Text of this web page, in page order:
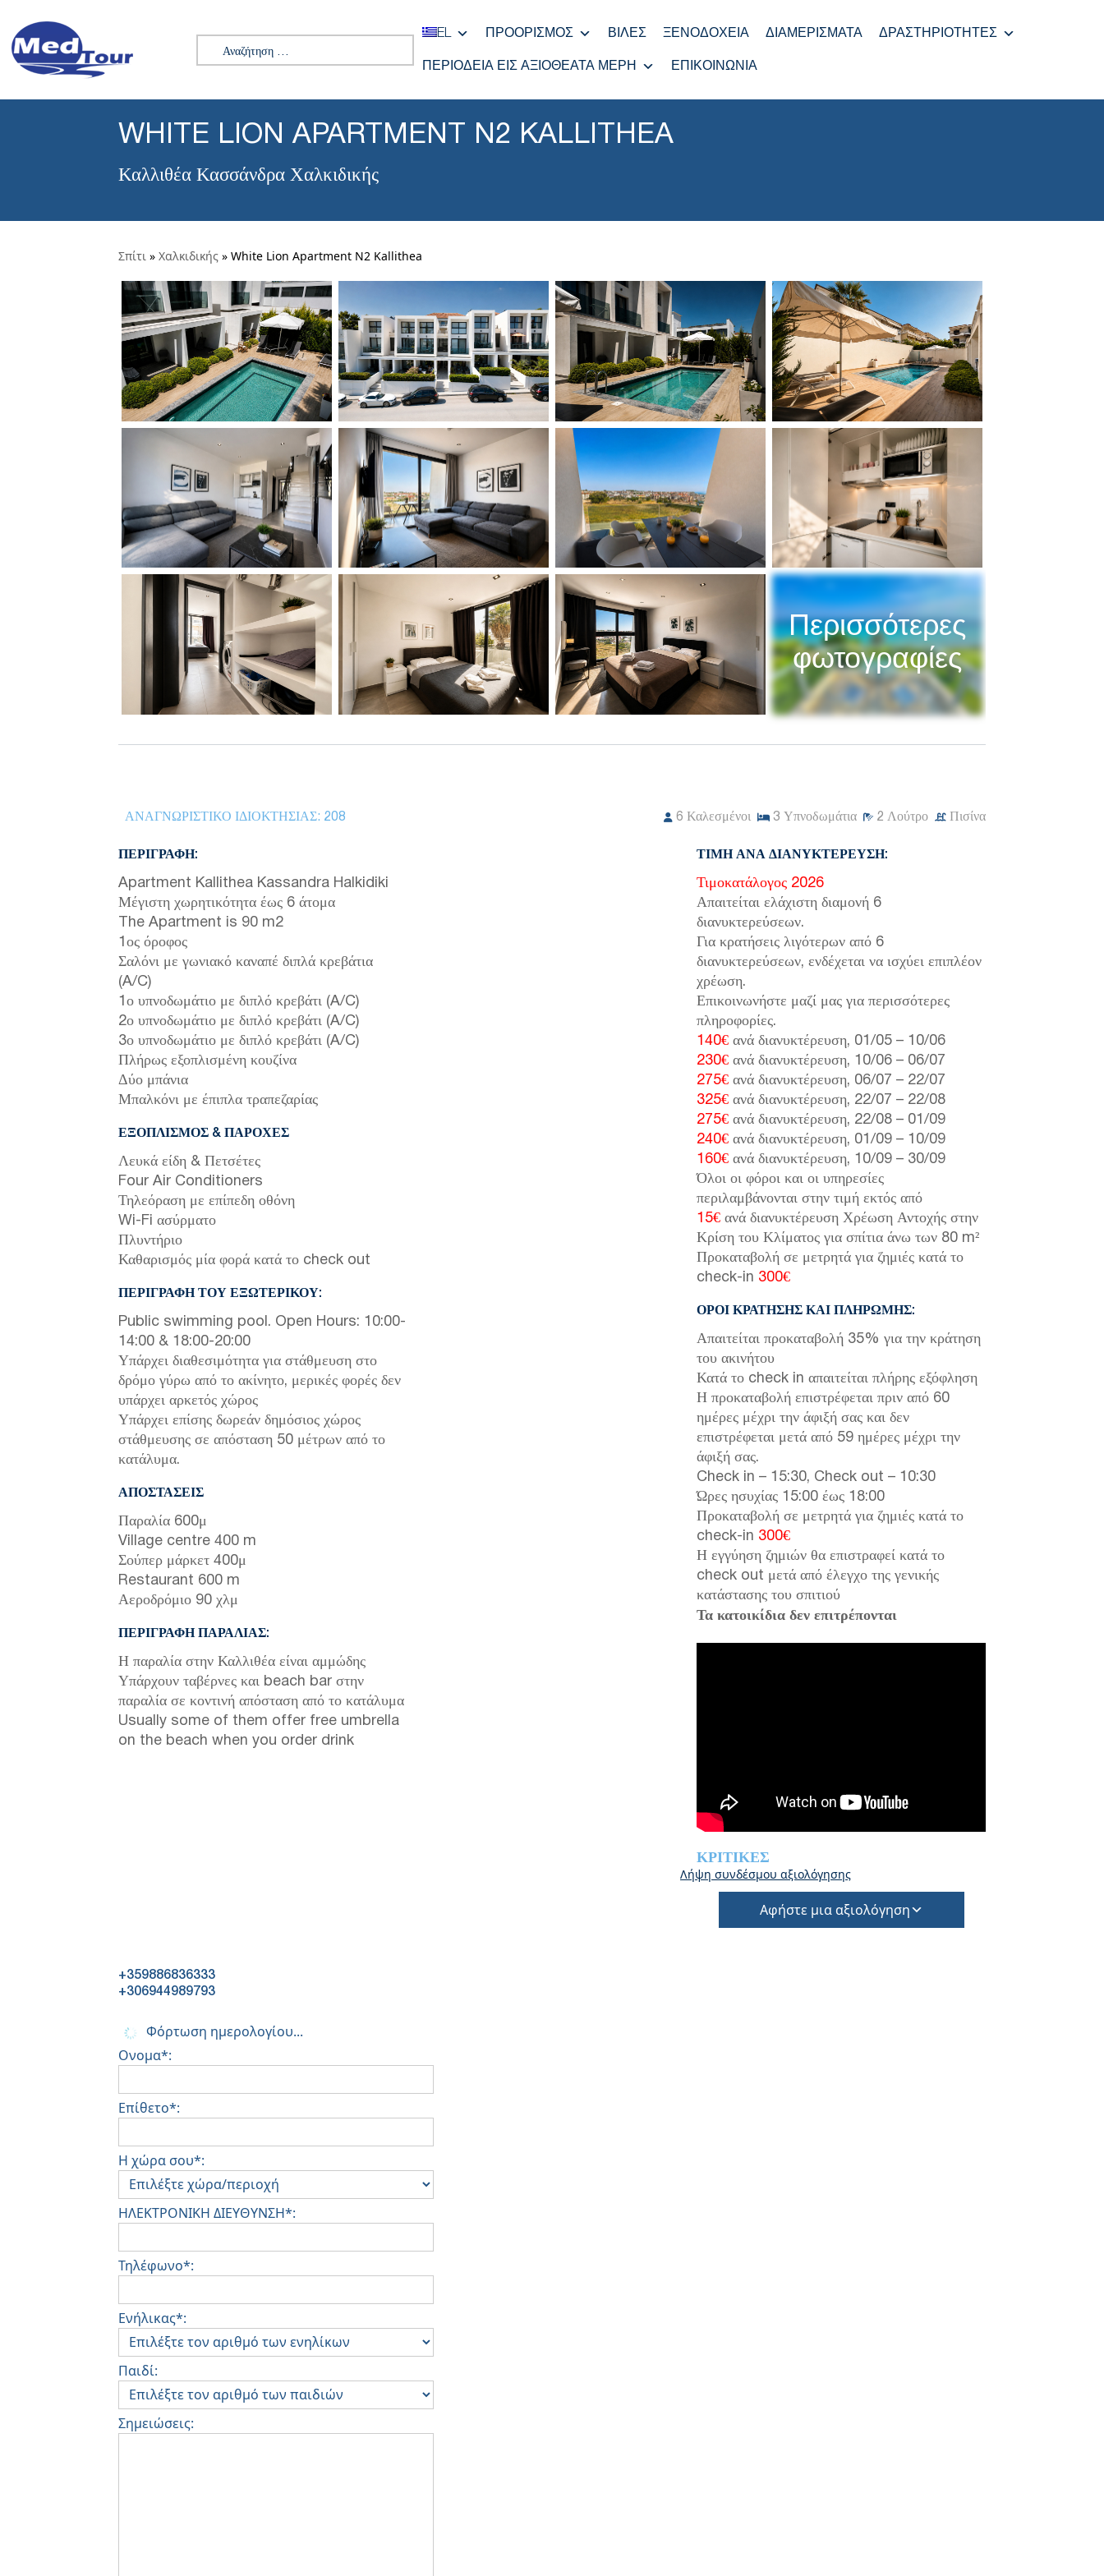
Αναζήτηση για:
EL ΠΡΟΟΡΙΣΜΌΣ ΒΊΛΕΣ ΞΕΝΟΔΟΧΕΊΑ ΔΙΑΜΕΡΊΣΜΑΤΑ ΔΡΑΣΤΗΡΙΌΤΗΤΕΣ
ΠΕΡΙΟΔΕΊΑ ΕΙΣ ΑΞΙΟΘΈΑΤΑ ΜΈΡΗ ΕΠΙΚΟΙΝΩΝΊΑ
WHITE LION APARTMENT N2 KALLITHEA
Καλλιθέα Κασσάνδρα Χαλκιδικής
Σπίτι » Χαλκιδικής » White Lion Apartment N2 Kallithea
Περισσότερες
φωτογραφίες
ΑΝΑΓΝΩΡΙΣΤΙΚΌ ΙΔΙΟΚΤΗΣΊΑΣ: 208 6 Καλεσμένοι 3 Υπνοδωμάτια 2 Λούτρο Πισίνα
ΠΕΡΙΓΡΑΦΉ:
Apartment Kallithea Kassandra Halkidiki
Μέγιστη χωρητικότητα έως 6 άτομα
The Apartment is 90 m2
1ος όροφος
Σαλόνι με γωνιακό καναπέ διπλά κρεβάτια
(A/C)
1ο υπνοδωμάτιο με διπλό κρεβάτι (A/C)
2ο υπνοδωμάτιο με διπλό κρεβάτι (A/C)
3ο υπνοδωμάτιο με διπλό κρεβάτι (A/C)
Πλήρως εξοπλισμένη κουζίνα
Δύο μπάνια
Μπαλκόνι με έπιπλα τραπεζαρίας
ΕΞΟΠΛΙΣΜΌΣ & ΠΑΡΟΧΈΣ
Λευκά είδη & Πετσέτες
Four Air Conditioners
Τηλεόραση με επίπεδη οθόνη
Wi-Fi ασύρματο
Πλυντήριο
Καθαρισμός μία φορά κατά το check out
ΠΕΡΙΓΡΑΦΉ ΤΟΥ ΕΞΩΤΕΡΙΚΟΎ:
Public swimming pool. Open Hours: 10:00-
14:00 & 18:00-20:00
Υπάρχει διαθεσιμότητα για στάθμευση στο
δρόμο γύρω από το ακίνητο, μερικές φορές δεν
υπάρχει αρκετός χώρος
Υπάρχει επίσης δωρεάν δημόσιος χώρος
στάθμευσης σε απόσταση 50 μέτρων από το
κατάλυμα.
ΑΠΟΣΤΆΣΕΙΣ
Παραλία 600μ
Village centre 400 m
Σούπερ μάρκετ 400μ
Restaurant 600 m
Αεροδρόμιο 90 χλμ
ΠΕΡΙΓΡΑΦΉ ΠΑΡΑΛΊΑΣ:
Η παραλία στην Καλλιθέα είναι αμμώδης
Υπάρχουν ταβέρνες και beach bar στην
παραλία σε κοντινή απόσταση από το κατάλυμα
Usually some of them offer free umbrella
on the beach when you order drink
ΤΙΜΉ ΑΝΆ ΔΙΑΝΥΚΤΈΡΕΥΣΗ:
Τιμοκατάλογος 2026
Απαιτείται ελάχιστη διαμονή 6
διανυκτερεύσεων.
Για κρατήσεις λιγότερων από 6
διανυκτερεύσεων, ενδέχεται να ισχύει επιπλέον
χρέωση.
Επικοινωνήστε μαζί μας για περισσότερες
πληροφορίες.
140€ ανά διανυκτέρευση, 01/05 – 10/06
230€ ανά διανυκτέρευση, 10/06 – 06/07
275€ ανά διανυκτέρευση, 06/07 – 22/07
325€ ανά διανυκτέρευση, 22/07 – 22/08
275€ ανά διανυκτέρευση, 22/08 – 01/09
240€ ανά διανυκτέρευση, 01/09 – 10/09
160€ ανά διανυκτέρευση, 10/09 – 30/09
Όλοι οι φόροι και οι υπηρεσίες
περιλαμβάνονται στην τιμή εκτός από
15€ ανά διανυκτέρευση Χρέωση Αντοχής στην
Κρίση του Κλίματος για σπίτια άνω των 80 m²
Προκαταβολή σε μετρητά για ζημιές κατά το
check-in 300€
ΌΡΟΙ ΚΡΆΤΗΣΗΣ ΚΑΙ ΠΛΗΡΩΜΉΣ:
Απαιτείται προκαταβολή 35% για την κράτηση
του ακινήτου
Κατά το check in απαιτείται πλήρης εξόφληση
Η προκαταβολή επιστρέφεται πριν από 60
ημέρες μέχρι την άφιξή σας και δεν
επιστρέφεται μετά από 59 ημέρες μέχρι την
άφιξή σας.
Check in – 15:30, Check out – 10:30
Ώρες ησυχίας 15:00 έως 18:00
Προκαταβολή σε μετρητά για ζημιές κατά το
check-in 300€
Η εγγύηση ζημιών θα επιστραφεί κατά το
check out μετά από έλεγχο της γενικής
κατάστασης του σπιτιού
Τα κατοικίδια δεν επιτρέπονται
ΚΡΙΤΙΚΈΣ
Λήψη συνδέσμου αξιολόγησης
Αφήστε μια αξιολόγηση
+359886836333
+306944989793
Φόρτωση ημερολογίου...
Ονομα*:
Επίθετο*:
Η χώρα σου*:
ΗΛΕΚΤΡΟΝΙΚΗ ΔΙΕΥΘΥΝΣΗ*:
Τηλέφωνο*:
Ενήλικας*:
Παιδί:
Σημειώσεις: